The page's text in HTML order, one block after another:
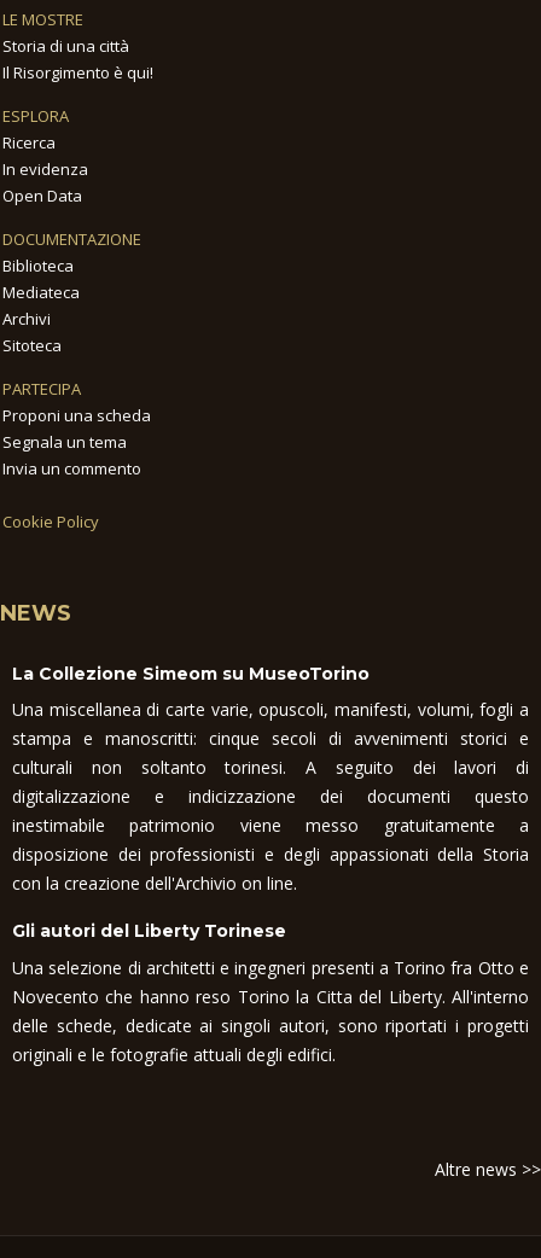
LE MOSTRE
Storia di una città
Il Risorgimento è qui!
ESPLORA
Ricerca
In evidenza
Open Data
DOCUMENTAZIONE
Biblioteca
Mediateca
Archivi
Sitoteca
PARTECIPA
Proponi una scheda
Segnala un tema
Invia un commento
Cookie Policy
NEWS
La Collezione Simeom su MuseoTorino
Una miscellanea di carte varie, opuscoli, manifesti, volumi, fogli a
stampa e manoscritti: cinque secoli di avvenimenti storici e
culturali non soltanto torinesi. A seguito dei lavori di
digitalizzazione e indicizzazione dei documenti questo
inestimabile patrimonio viene messo gratuitamente a
disposizione dei professionisti e degli appassionati della Storia
con la creazione dell'Archivio on line.
Gli autori del Liberty Torinese
Una selezione di architetti e ingegneri presenti a Torino fra Otto e
Novecento che hanno reso Torino la Citta del Liberty. All'interno
delle schede, dedicate ai singoli autori, sono riportati i progetti
originali e le fotografie attuali degli edifici.
Altre news >>